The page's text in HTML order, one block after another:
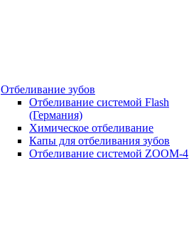
Отбеливание зубов
Отбеливание системой Flash
(Германия)
Химическое отбеливание
Капы для отбеливания зубов
Отбеливание системой ZOOM-4